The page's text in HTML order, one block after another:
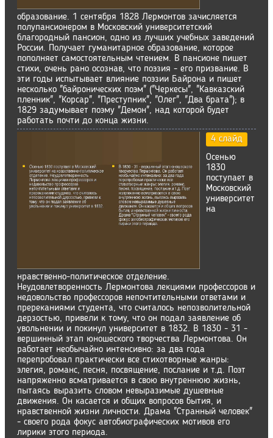
образование. 1 сентября 1828 Лермонтов зачисляется
полупансионером в Московский университетский
благородный пансион, одно из лучших учебных заведений
России. Получает гуманитарное образование, которое
пополняет самостоятельным чтением. В пансионе пишет
стихи, очень рано осознав, что поэзия - его призвание. В
эти годы испытывает влияние поэзии Байрона и пишет
несколько "байронических поэм" ("Черкесы", "Кавказский
пленник", "Корсар", "Преступник", "Олег", "Два брата"); в
1829 задумывает поэму "Демон", над которой будет
работать почти до конца жизни.
4 слайд
Осенью
1830
поступает в
Московский
университет
на
нравственно-политическое отделение.
Неудовлетворенность Лермонтова лекциями профессоров и
недовольство профессоров непочтительными ответами и
пререканиями студента, что считалось непозволительной
дерзостью, привели к тому, что он подал заявление об
увольнении и покинул университет в 1832. В 1830 - 31 -
вершинный этап юношеского творчества Лермонтова. Он
работает необычайно интенсивно: за два года
перепробовал практически все стихотворные жанры:
элегия, романс, песня, посвящение, послание и т.д. Поэт
напряженно всматривается в свою внутреннюю жизнь,
пытаясь выразить словом невыразимые душевные
движения. Он касается и общих вопросов бытия, и
нравственной жизни личности. Драма "Странный человек"
- своего рода фокус автобиографических мотивов его
лирики этого периода.